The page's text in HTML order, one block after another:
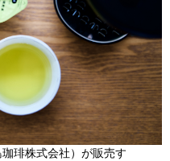
琲株式会社）が販売す